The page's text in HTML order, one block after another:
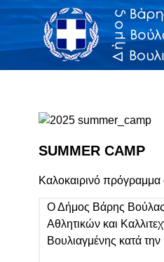
SUMMER CAMP
Καλοκαιρινό πρόγραμμα
Ο Δήμος Βάρης Βούλας
Αθλητικών και
Βουλιαγμένης κατά